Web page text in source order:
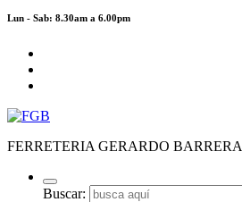
Lun - Sab: 8.30am a 6.00pm
FERRETERIA GERARDO BARRERA
Buscar: